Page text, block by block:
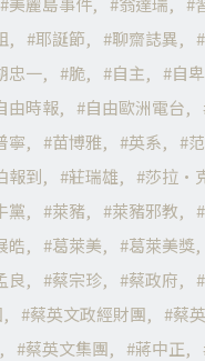
耶誕節 聊齋誌異
忠一 脆 自主 自
由時報 自由歐洲電台
寧 苗博雅 英系
報到 莊瑞雄 莎拉·
黨 萊豬 萊豬邪教
皓 葛萊美 葛萊美獎
良 蔡宗珍 蔡政府
蔡英文政經財團
蔡
蔡英文集團 蔣中正